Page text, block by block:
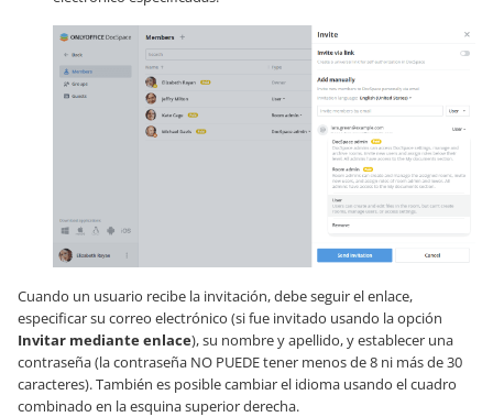
Cuando un usuario recibe la invitación, debe seguir el enlace,
especificar su correo electrónico (si fue invitado usando la opción
Invitar mediante enlace), su nombre y apellido, y establecer una
contraseña (la contraseña NO PUEDE tener menos de 8 ni más de 30
caracteres). También es posible cambiar el idioma usando el cuadro
combinado en la esquina superior derecha.